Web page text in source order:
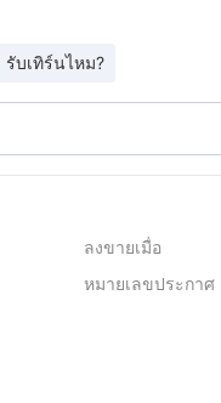
รับเทิร์นไหม?
ลงขายเมื่อ
หมายเลขประกาศ